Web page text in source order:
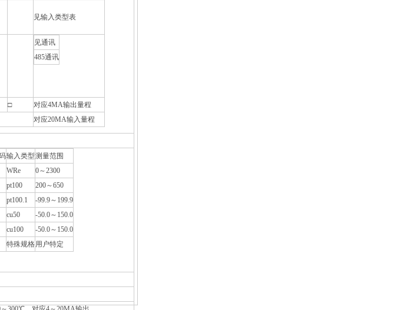
见输入类型表
见通讯
485通讯
□
对应4MA输出量程
对应20MA输入量程
输入类型测量范围
WRe
0～2300
pt100
200～650
pt100.1
-99.9～199.9
cu50
-50.0～150.0
cu100
-50.0～150.0
特殊规格用户特定